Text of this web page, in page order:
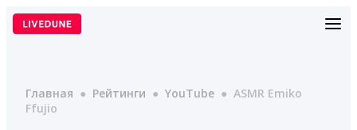
Перейти
Главная ● Рейтинги ● YouTube ● ASMR Emiko
Ffujio